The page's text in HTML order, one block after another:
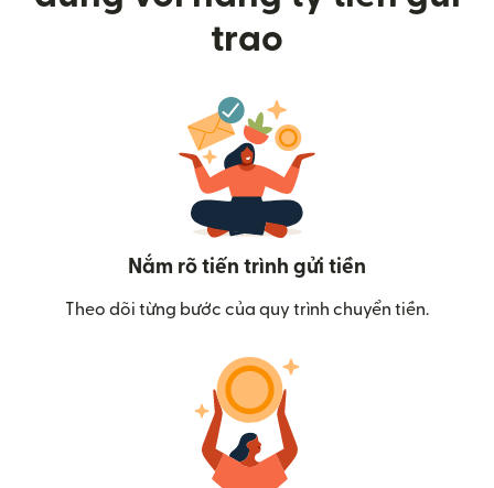
trao
Nắm rõ tiến trình gửi tiền
Theo dõi từng bước của quy trình chuyển tiền.